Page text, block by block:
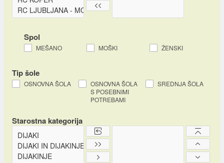
Spol
MEŠANO MOŠKI ŽENSKI
Tip šole
OSNOVNA ŠOLA
OSNOVNA ŠOLA
S POSEBNIMI
POTREBAMI
SREDNJA ŠOLA
Starostna kategorija